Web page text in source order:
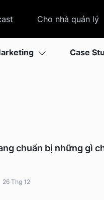
Cho nhà quản lý
Case
chuẩn bị những gì
26 Thg 12